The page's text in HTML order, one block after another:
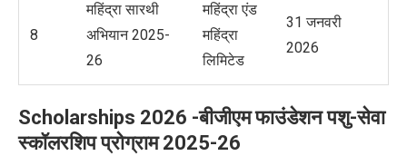
8
महिंद्रा सारथी
अभियान 2025-
26
महिंद्रा एंड
महिंद्रा
लिमिटेड
31 जनवरी
2026
Scholarships 2026 -बीजीएम फाउंडेशन पशु-सेवा
स्कॉलरशिप प्रोग्राम 2025-26